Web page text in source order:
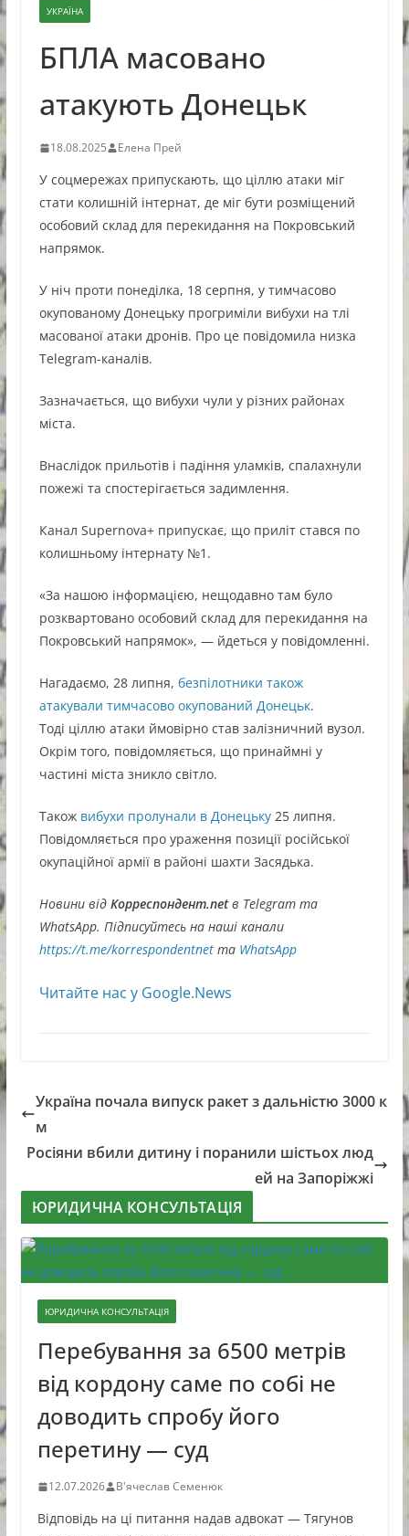
УКРАЇНА
БПЛА масовано
атакують Донецьк
18.08.2025 Елена Прей
У соцмережах припускають, що ціллю атаки міг
стати колишній інтернат, де міг бути розміщений
особовий склад для перекидання на Покровський
напрямок.
У ніч проти понеділка, 18 серпня, у тимчасово
окупованому Донецьку прогриміли вибухи на тлі
масованої атаки дронів. Про це повідомила низка
Telegram-каналів.
Зазначається, що вибухи чули у різних районах
міста.
Внаслідок прильотів і падіння уламків, спалахнули
пожежі та спостерігається задимлення.
Канал Supernova+ припускає, що приліт стався по
колишньому інтернату №1.
«За нашою інформацією, нещодавно там було
розквартовано особовий склад для перекидання на
Покровський напрямок», — йдеться у повідомленні.
Нагадаємо, 28 липня, безпілотники також
атакували тимчасово окупований Донецьк.
Тоді ціллю атаки ймовірно став залізничний вузол.
Окрім того, повідомляється, що принаймні у
частині міста зникло світло.
Також вибухи пролунали в Донецьку25 липня.
Повідомляється про ураження позиції російської
окупаційної армії в районі шахти Засядька.
Новини відКорреспондент.netв Telegram та
WhatsApp. Підписуйтесь на наші канали
https://t.me/korrespondentnetта WhatsApp
Читайте нас у Google.News
Україна почала випуск ракет з дальністю 3000 к
м
Росіяни вбили дитину і поранили шістьох люд
ей на Запоріжжі
ЮРИДИЧНА КОНСУЛЬТАЦІЯ
ЮРИДИЧНА КОНСУЛЬТАЦІЯ
Перебування за 6500 метрів
від кордону саме по собі не
доводить спробу його
перетину — суд
12.07.2026 В'ячеслав Семенюк
Відповідь на ці питання надав адвокат — Тягунов